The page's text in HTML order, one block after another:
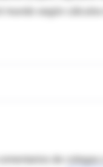
mundo según
de